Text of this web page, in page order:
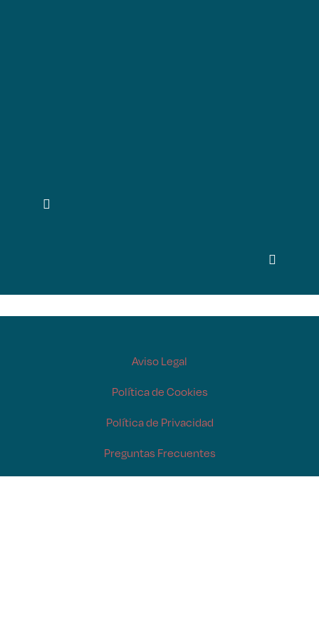
Aviso Legal
Política de Cookies
Política de Privacidad
Preguntas Frecuentes